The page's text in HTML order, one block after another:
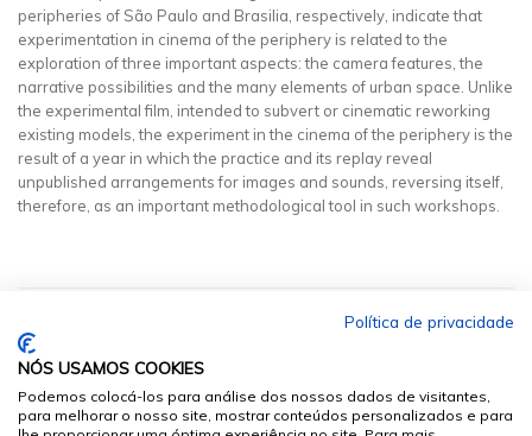
peripheries of São Paulo and Brasilia, respectively, indicate that
experimentation in cinema of the periphery is related to the
exploration of three important aspects: the camera features, the
narrative possibilities and the many elements of urban space. Unlike
the experimental film, intended to subvert or cinematic reworking
existing models, the experiment in the cinema of the periphery is the
result of a year in which the practice and its replay reveal
unpublished arrangements for images and sounds, reversing itself,
therefore, as an important methodological tool in such workshops.
Política de privacidade
NÓS USAMOS COOKIES
Podemos colocá-los para análise dos nossos dados de visitantes,
para melhorar o nosso site, mostrar conteúdos personalizados e para